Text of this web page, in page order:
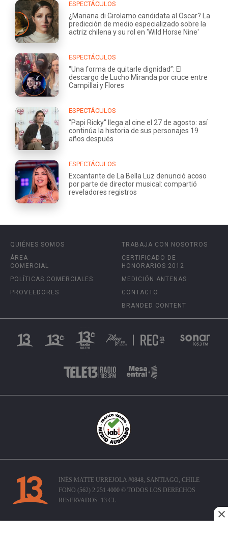
ESPECTÁCULOS
¿Mariana di Girolamo candidata al Oscar? La
predicción de medio especializado sobre la
actriz chilena y su rol en 'Wild Horse Nine'
ESPECTÁCULOS
“Una forma de quitarle dignidad”: El
descargo de Lucho Miranda por cruce entre
Campillai y Flores
ESPECTÁCULOS
"Papi Ricky" llega al cine el 27 de agosto: así
continúa la historia de sus personajes 19
años después
ESPECTÁCULOS
Excantante de La Bella Luz denunció acoso
por parte de director musical: compartió
reveladores registros
QUIÉNES SOMOS
ÁREA
COMERCIAL
POLÍTICAS COMERCIALES
PROVEEDORES
TRABAJA CON NOSOTROS
CERTIFICADO DE
HONORARIOS 2012
MEDICIÓN ANTENAS
CONTACTO
BRANDED CONTENT
INÉS MATTE URREJOLA #0848, SANTIAGO, CHILE
FONO (562) 2 251 4000 © TODOS LOS DERECHOS
RESERVADOS. 13.CL